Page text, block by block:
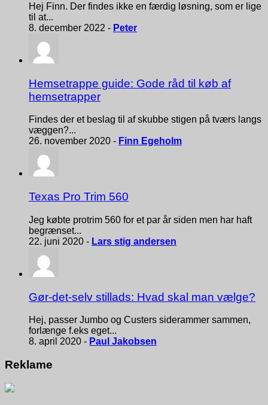
Hej Finn. Der findes ikke en færdig løsning, som er lige
til at...
8. december 2022 - Peter
Hemsetrappe guide: Gode råd til køb af
hemsetrapper
Findes der et beslag til af skubbe stigen på tværs langs
væggen?...
26. november 2020 - Finn Egeholm
Texas Pro Trim 560
Jeg købte protrim 560 for et par år siden men har haft
begrænset...
22. juni 2020 - Lars stig andersen
Gør-det-selv stillads: Hvad skal man vælge?
Hej, passer Jumbo og Custers siderammer sammen,
forlænge f.eks eget...
8. april 2020 - Paul Jakobsen
Reklame